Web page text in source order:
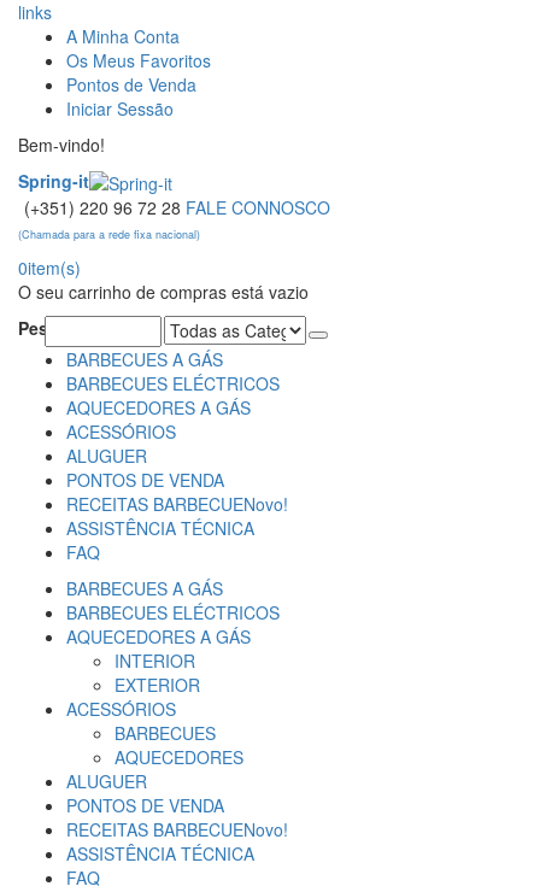
links
A Minha Conta
Os Meus Favoritos
Pontos de Venda
Iniciar Sessão
Bem-vindo!
Spring-it
(+351) 220 96 72 28 FALE CONNOSCO
(Chamada para a rede fixa nacional)
0item(s)
O seu carrinho de compras está vazio
Pesquisa:
BARBECUES A GÁS
BARBECUES ELÉCTRICOS
AQUECEDORES A GÁS
ACESSÓRIOS
ALUGUER
PONTOS DE VENDA
RECEITAS BARBECUENovo!
ASSISTÊNCIA TÉCNICA
FAQ
BARBECUES A GÁS
BARBECUES ELÉCTRICOS
AQUECEDORES A GÁS
INTERIOR
EXTERIOR
ACESSÓRIOS
BARBECUES
AQUECEDORES
ALUGUER
PONTOS DE VENDA
RECEITAS BARBECUENovo!
ASSISTÊNCIA TÉCNICA
FAQ